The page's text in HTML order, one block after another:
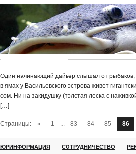
Один начинающий дайвер слышал от рыбаков,
в ямах у Васильевского острова живет
сом. Ни на закидушку (толстая леска с
[…]
Страницы: « 1 ... 83 84 85 86
ЮРИНФОРМАЦИЯ СОТРУДНИЧЕСТВО